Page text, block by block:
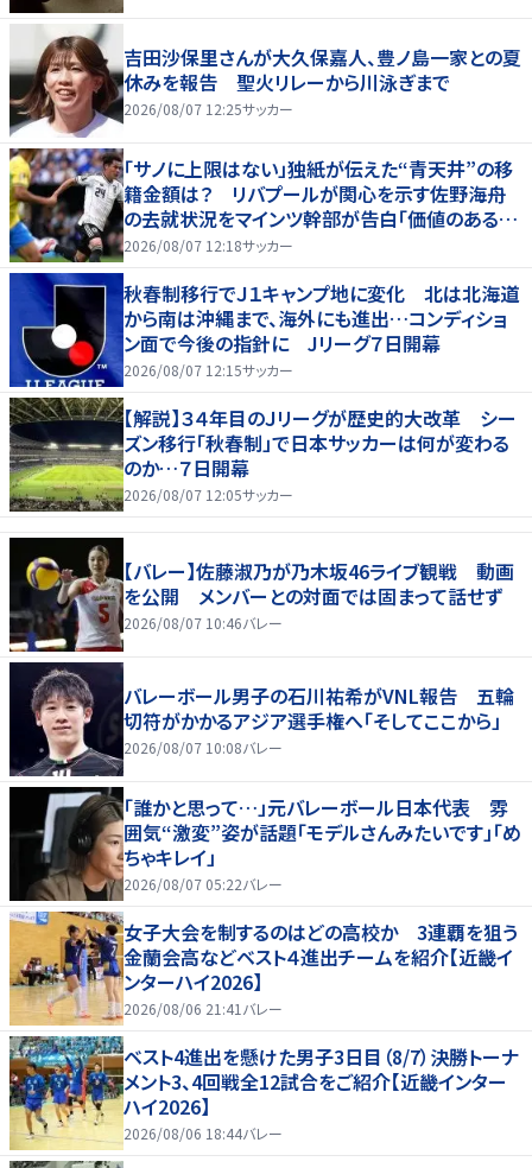
吉田沙保里さんが大久保嘉人、豊ノ島一家との夏
休みを報告 聖火リレーから川泳ぎまで
2026/08/07 12:25サッカー
「サノに上限はない」独紙が伝えた“青天井”の移
籍金額は？ リバプールが関心を示す佐野海舟
の去就状況をマインツ幹部が告白「価値のあるも
のになる」
2026/08/07 12:18サッカー
秋春制移行でＪ１キャンプ地に変化 北は北海道
から南は沖縄まで、海外にも進出…コンディショ
ン面で今後の指針に Jリーグ７日開幕
2026/08/07 12:15サッカー
【解説】３４年目のＪリーグが歴史的大改革 シー
ズン移行「秋春制」で日本サッカーは何が変わる
のか…７日開幕
2026/08/07 12:05サッカー
【バレー】佐藤淑乃が乃木坂46ライブ観戦 動画
を公開 メンバーとの対面では固まって話せず
2026/08/07 10:46バレー
バレーボール男子の石川祐希がVNL報告 五輪
切符がかかるアジア選手権へ「そしてここから」
2026/08/07 10:08バレー
「誰かと思って…」元バレーボール日本代表 雰
囲気“激変”姿が話題「モデルさんみたいです」「め
ちゃキレイ」
2026/08/07 05:22バレー
女子大会を制するのはどの高校か 3連覇を狙う
金蘭会高などベスト４進出チームを紹介【近畿イ
ンターハイ2026】
2026/08/06 21:41 バレー
ベスト4進出を懸けた男子3日目（8/7）決勝トーナ
メント3、4回戦全12試合をご紹介【近畿インター
ハイ2026】
2026/08/06 18:44バレー